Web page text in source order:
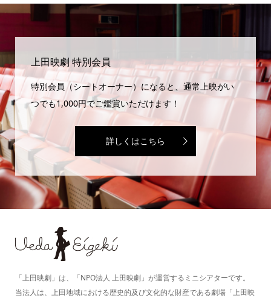
上田映劇 特別会員
特別会員（シートオーナー）になると、通常上映がい
つでも1,000円でご鑑賞いただけます！
詳しくはこちら
「上田映劇」は、「NPO法人 上田映劇」が運営するミニシアターです。
当法人は、上田地域における歴史的及び文化的な財産である劇場「上田映